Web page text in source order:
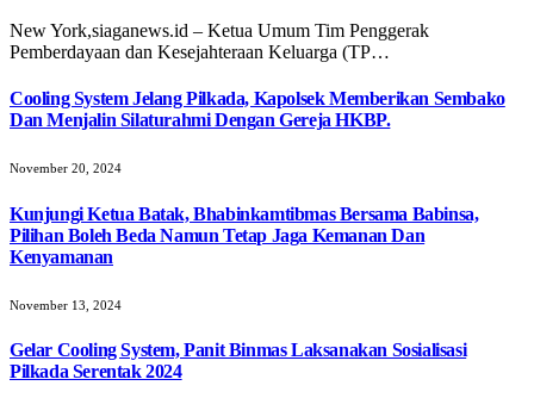
New York,siaganews.id – Ketua Umum Tim Penggerak
Pemberdayaan dan Kesejahteraan Keluarga (TP…
Cooling System Jelang Pilkada, Kapolsek Memberikan Sembako
Dan Menjalin Silaturahmi Dengan Gereja HKBP.
November 20, 2024
Kunjungi Ketua Batak, Bhabinkamtibmas Bersama Babinsa,
Pilihan Boleh Beda Namun Tetap Jaga Kemanan Dan
Kenyamanan
November 13, 2024
Gelar Cooling System, Panit Binmas Laksanakan Sosialisasi
Pilkada Serentak 2024